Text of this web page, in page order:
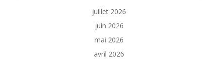
juillet 2026
juin 2026
mai 2026
avril 2026